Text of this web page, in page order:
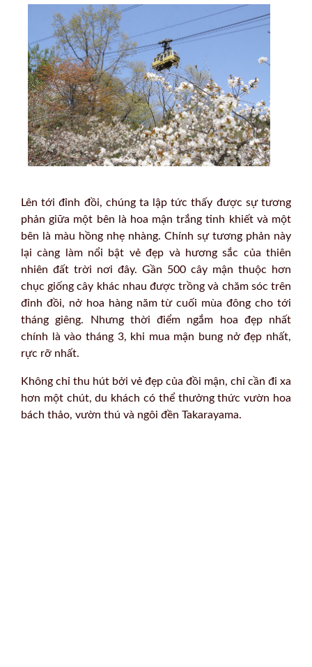
Lên tới đỉnh đồi, chúng ta lập tức thấy được sự tương
phản giữa một bên là hoa mận trắng tinh khiết và một
bên là màu hồng nhẹ nhàng. Chính sự tương phản này
lại càng làm nổi bật vẻ đẹp và hương sắc của thiên
nhiên đất trời nơi đây. Gần 500 cây mận thuộc hơn
chục giống cây khác nhau được trồng và chăm sóc trên
đỉnh đồi, nở hoa hàng năm từ cuối mùa đông cho tới
tháng giêng. Nhưng thời điểm ngắm hoa đẹp nhất
chính là vào tháng 3, khi mua mận bung nở đẹp nhất,
rực rỡ nhất.
Không chỉ thu hút bởi vẻ đẹp của đồi mận, chỉ cần đi xa
hơn một chút, du khách có thể thưởng thức vườn hoa
bách thảo, vườn thú và ngôi đền Takarayama.